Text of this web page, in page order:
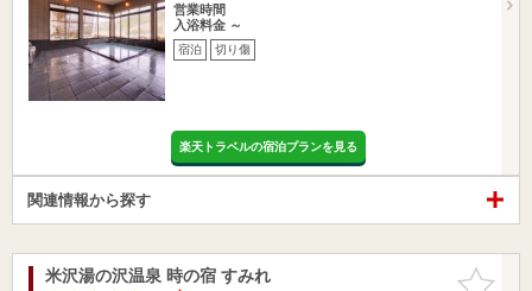
営業時間
入浴料金 ～
宿泊 切り傷
楽天トラベルの宿泊プランを見る
関連情報から探す
お気に入
米沢湯の沢温泉 時の宿 すみれ